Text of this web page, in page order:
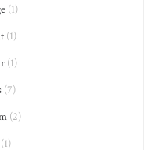
(1)
(1)
(1)
(7)
(2)